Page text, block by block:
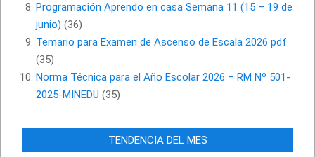
Programación Aprendo en casa Semana 11 (15 – 19 de
junio) (36)
Temario para Examen de Ascenso de Escala 2026 pdf
(35)
Norma Técnica para el Año Escolar 2026 – RM Nº 501-
2025-MINEDU (35)
TENDENCIA DEL MES